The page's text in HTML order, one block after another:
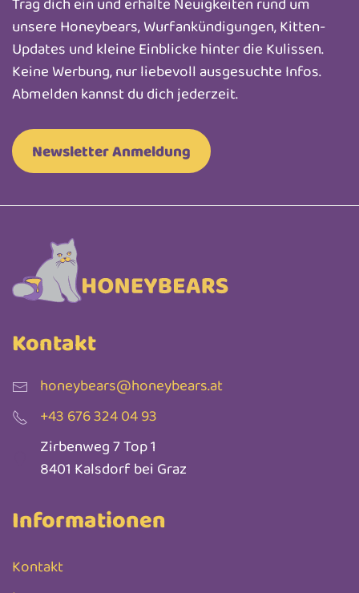
unsere Honeybears, Wurfankündigungen, Kitten-
Updates und kleine Einblicke hinter die Kulissen.
Keine Werbung, nur liebevoll ausgesuchte Infos.
Abmelden kannst du dich jederzeit.
Newsletter Anmeldung
Kontakt
honeybears@honeybears.at
+43 676 324 04 93
Zirbenweg 7 Top 1
8401 Kalsdorf bei Graz
Informationen
Kontakt